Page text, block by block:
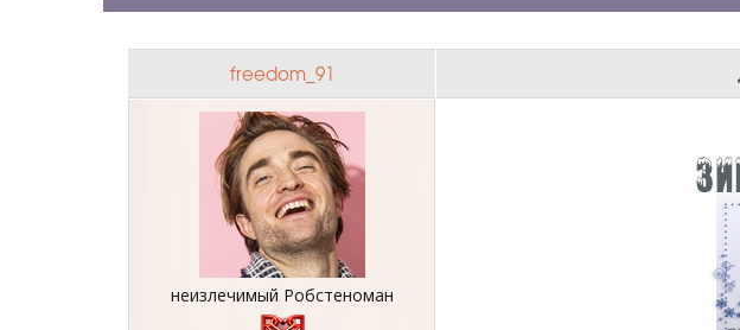
freedom_91
неизлечимый Робстеноман